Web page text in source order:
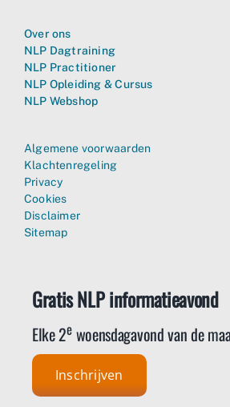
Over ons
NLP Dagtraining
NLP Practitioner
NLP Opleiding & Cursus
NLP Webshop
Algemene voorwaarden
Klachtenregeling
Privacy
Cookies
Disclaimer
Sitemap
Gratis NLP informatieavond
Elke 2ewoensdagavond van de
Inschrijven